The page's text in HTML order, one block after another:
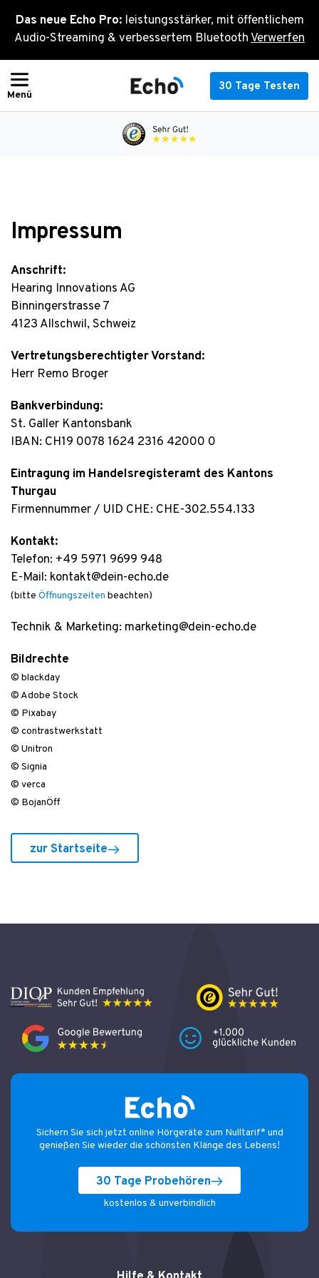
Das neue Echo Pro: leistungsstärker, mit öffentlichem
Audio-Streaming & verbessertem BluetoothVerwerfen
Inhalt
springen
30 Tage Testen
Impressum
Anschrift:
Hearing Innovations AG
Binningerstrasse 7
4123 Allschwil, Schweiz
Vertretungsberechtigter Vorstand:
Herr Remo Broger
Bankverbindung:
St. Galler Kantonsbank
IBAN: CH19 0078 1624 2316 42000 0
Eintragung im Handelsregisteramt des Kantons
Thurgau
Firmennummer / UID CHE: CHE-302.554.133
Kontakt:
Telefon: +49 5971 9699 948
E-Mail: kontakt@dein-echo.de
(bitte Öffnungszeiten beachten)
Technik & Marketing: marketing@dein-echo.de
Bildrechte
© blackday
© Adobe Stock
© Pixabay
© contrastwerkstatt
© Unitron
© Signia
© verca
© BojanÖff
zur Startseite
Sichern Sie sich jetzt online Hörgeräte zum Nulltarif* und
genießen Sie wieder die schönsten Klänge des Lebens!
30 Tage Probehören
kostenlos & unverbindlich